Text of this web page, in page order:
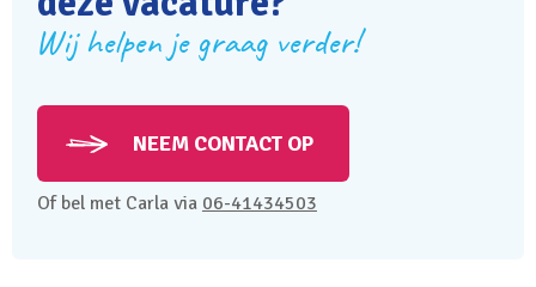
Wij helpen je graag verder!
NEEM CONTACT OP
Of bel met Carla via 06-41434503